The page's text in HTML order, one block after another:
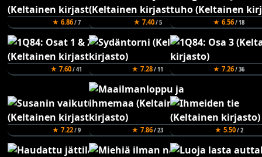
★ 6.86/ 7 ★ 7.40/ 5 ★ 6.56/ 18
★ 7.60/ 41 ★ 7.28/ 11 ★ 7.26/ 36
★ 7.22/ 9 ★ 7.86/ 23 ★ 5.50/ 2